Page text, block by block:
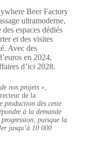
Beer Factory
ultramoderne,
espaces dédiés
et des visites
Avec des
en 2024,
d’ici 2028.
nos projets »,
de la
production dès cette
à la demande
puisque la
jusqu’à 10 000